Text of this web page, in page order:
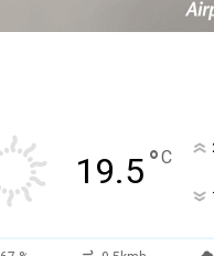
19.5°C